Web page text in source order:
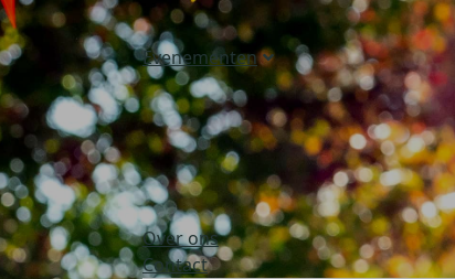
Evenementen
Over ons
Contact